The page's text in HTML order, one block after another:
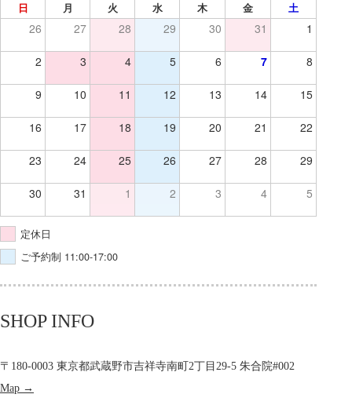
日 月 火 水 木 金 土
26 27 28 29 30 31 1
2 3 4 5 6 7 8
9 10 11 12 13 14 15
16 17 18 19 20 21 22
23 24 25 26 27 28 29
30 31 1 2 3 4 5
定休日
ご予約制 11:00-17:00
SHOP INFO
〒180-0003 東京都武蔵野市吉祥寺南町2丁目29-5 朱合院#002
Map →